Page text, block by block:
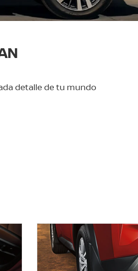
detalle de tu mundo